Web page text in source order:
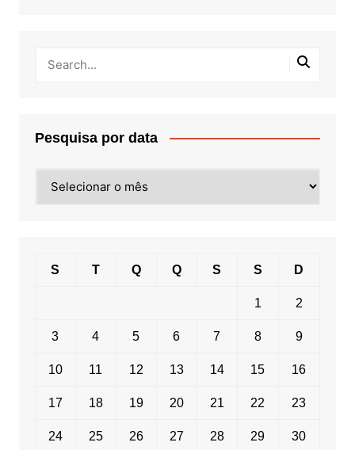
Pesquisa por data
por
S T Q Q S S D
1 2
3 4 5 6 7 8 9
10 11 12 13 14 15 16
17 18 19 20 21 22 23
24 25 26 27 28 29 30